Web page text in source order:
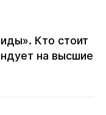
Кто стоит
на высшие